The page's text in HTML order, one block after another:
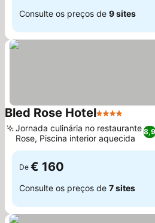
Consulte os preços de 9 sites
Bled Rose Hotel4 Estrelas
8,9
Jornada culinária no restaurante
Rose, Piscina interior aquecida
De € 160
Consulte os preços de 7 sites